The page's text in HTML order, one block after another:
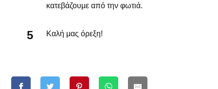
κατεβάζουμε από την φωτιά.
Καλή μας όρεξη!